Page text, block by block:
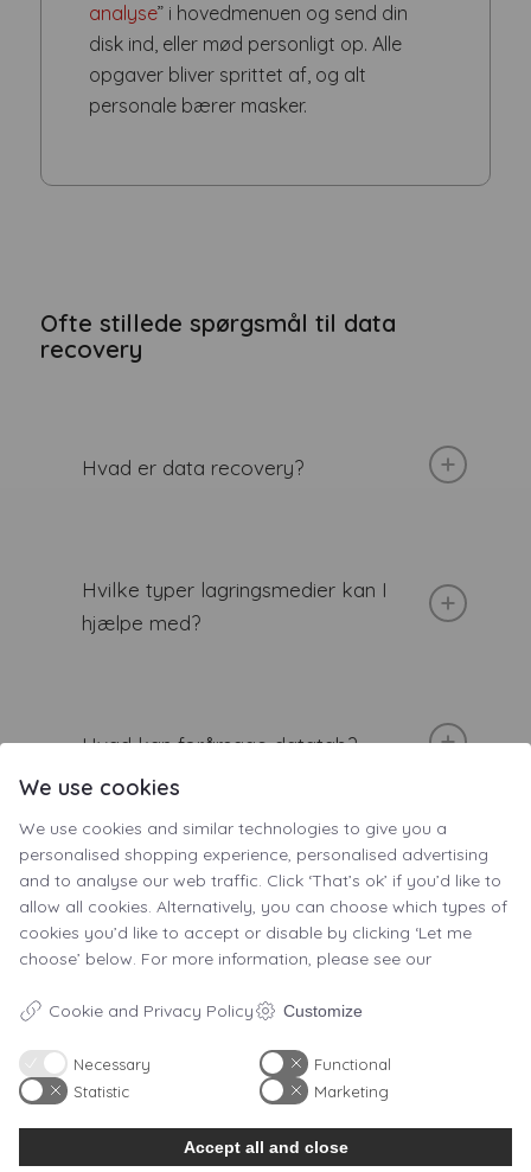
analyse” i hovedmenuen og send din
disk ind, eller mød personligt op. Alle
opgaver bliver sprittet af, og alt
personale bærer masker.
Ofte stillede spørgsmål til data
recovery
Hvad er data recovery?
Hvilke typer lagringsmedier kan I
hjælpe med?
Hvad kan forårsage datatab?
Kan I altid gendanne mine data?
håndteres fortrolighed?
We use cookies
We use cookies and similar technologies to give you a
personalised shopping experience, personalised advertising
and to analyse our web traffic. Click ‘That’s ok’ if you’d like to
allow all cookies. Alternatively, you can choose which types of
cookies you’d like to accept or disable by clicking ‘Let me
choose’ below. For more information, please see our
Cookie and Privacy Policy Customize
Necessary
Functional
Statistic
Marketing
Accept all and close